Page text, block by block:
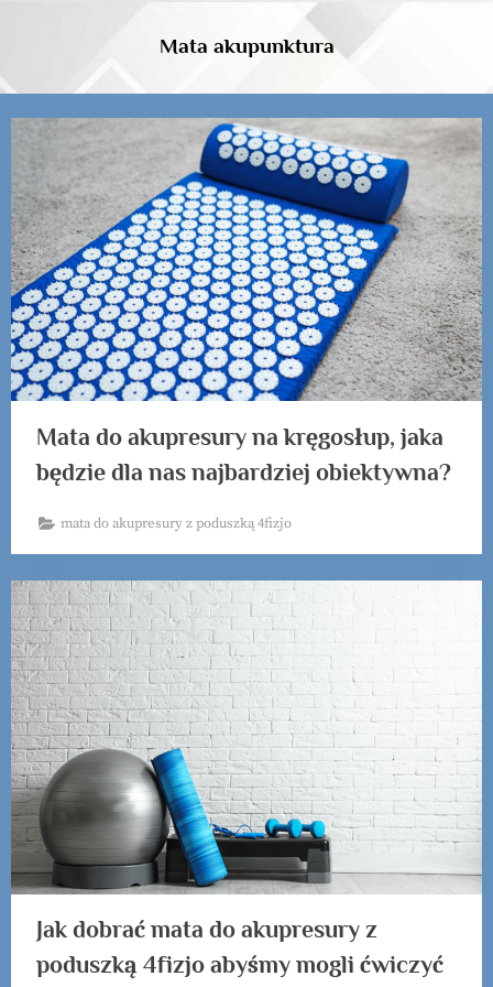
Mata akupunktura
Kategoria:
mata
do
akupresury
z
poduszką
4fizjo
Mata do akupresury na kręgosłup, jaka
będzie dla nas najbardziej obiektywna?
mata do akupresury z poduszką 4fizjo
Jak dobrać mata do akupresury z
poduszką 4fizjo abyśmy mogli ćwiczyć